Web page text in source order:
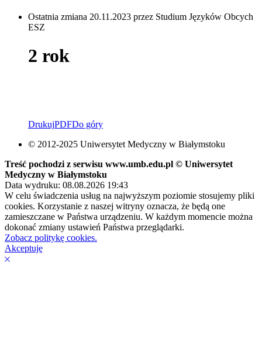
Ostatnia zmiana 20.11.2023 przez Studium Języków Obcych
ESZ
2 rok
DrukujPDFDo góry
© 2012-2025 Uniwersytet Medyczny w Białymstoku
Treść pochodzi z serwisu www.umb.edu.pl © Uniwersytet
Medyczny w Białymstoku
Data wydruku: 08.08.2026 19:43
W celu świadczenia usług na najwyższym poziomie stosujemy pliki
cookies. Korzystanie z naszej witryny oznacza, że będą one
zamieszczane w Państwa urządzeniu. W każdym momencie można
dokonać zmiany ustawień Państwa przeglądarki.
Zobacz politykę cookies.
Akceptuję